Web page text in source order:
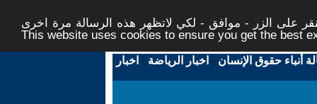
على الزر - موافق - لكي لاتظهر هذه الرسالة مرة اخرى -
This website uses cookies to ensure you get the best
أنباء حقوق الإنسان - اخبار الرياضة - اخبار